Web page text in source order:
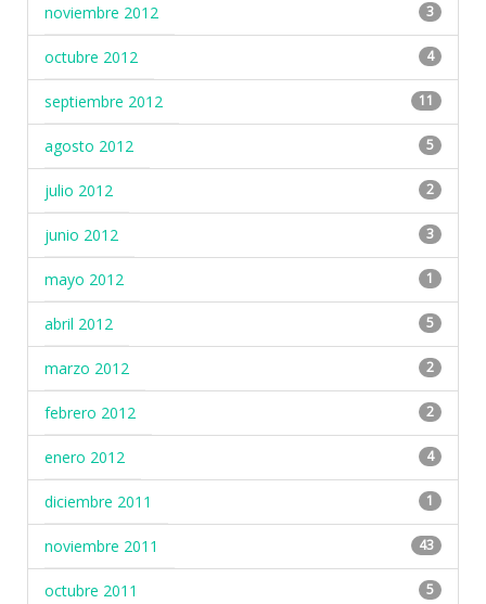
noviembre 2012 3
octubre 2012 4
septiembre 2012 11
agosto 2012 5
julio 2012 2
junio 2012 3
mayo 2012 1
abril 2012 5
marzo 2012 2
febrero 2012 2
enero 2012 4
diciembre 2011 1
noviembre 2011 43
octubre 2011 5